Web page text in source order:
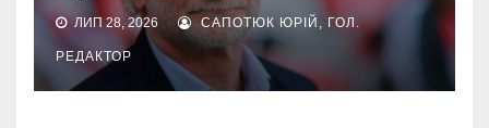
ЛИП 28, 2026 САПОТЮК ЮРІЙ, ГОЛ.
РЕДАКТОР